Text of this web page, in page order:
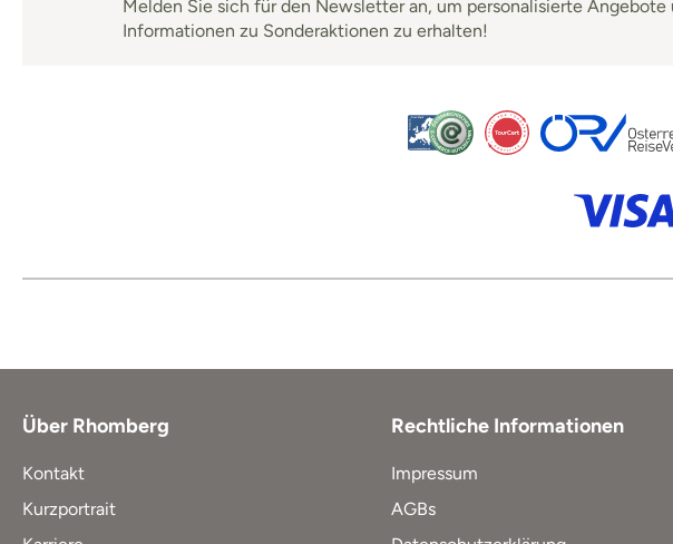
Melden Sie sich für den Newsletter an, um personalisierte Angebote
Informationen zu Sonderaktionen zu erhalten!
Über Rhomberg
Kontakt
Kurzportrait
Rechtliche Informationen
Impressum
AGBs